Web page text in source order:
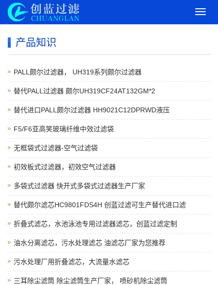
导
产品知识
PALL颇尔过滤器， UH319系列颇尔过滤器
替代PALL过滤器 颇尔UH319CF24AT132GM*2
替代进口PALL颇尔过滤器 HH9021C12DPRWD液压
F5/F6亚高笑玻璃纤维中效过滤袋
无框袋式过滤器-空气过滤袋
初效板式过滤器，初效空气过滤器
多袋式过滤器 快开式多袋式过滤器生产厂家
替代颇尔滤芯HC9801FDS4H 创蓝过滤可生产替代进口滤
折叠式滤芯，水池泳池专用过滤器滤芯，创蓝过滤定制
油水分离滤芯，污水处理滤芯 油滤芯厂家为您推荐
污水处理厂用折叠滤芯，大流量水滤芯
三耳除尘滤筒 除尘滤筒生产厂家， 喷砂机除尘滤筒